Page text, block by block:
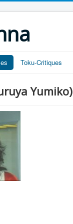
Toku-Critiques
Yumiko)